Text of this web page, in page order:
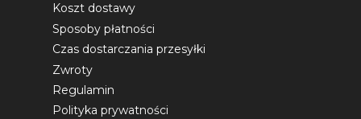
Koszt dostawy
Sposoby płatności
Czas dostarczania przesyłki
Zwroty
Regulamin
Polityka prywatności